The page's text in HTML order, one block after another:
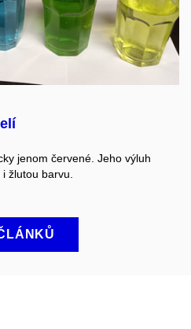
jenom červené. Jeho výluh
i žlutou barvu.